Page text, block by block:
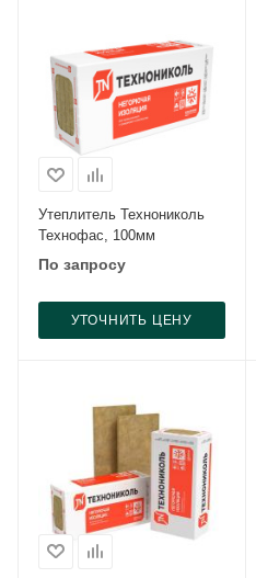
Утеплитель Технониколь
Технофас, 100мм
По запросу
УТОЧНИТЬ ЦЕНУ